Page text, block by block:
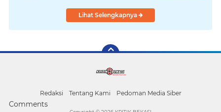
Lihat Selengkapnya
Redaksi Tentang Kami Pedoman Media Siber
Comments